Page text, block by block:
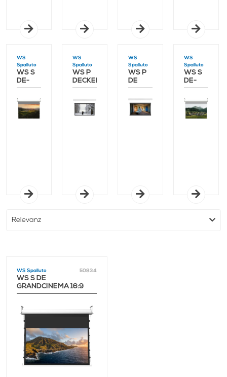
WS
Spalluto
WS S
DE-
GRANDCINEMA
NIGHT
SKY
WS
Spalluto
WS P
DECKENEINBAU
PRO
SIGHTLINE
WS
Spalluto
WS P
DE
GRANDCINEMA
PRO
SIGHTLINE
WS
Spalluto
WS S
DE-
GREY
HC
WS Spalluto 50834
WS S DE
GRANDCINEMA 16:9
305X172 CM, NIGHT